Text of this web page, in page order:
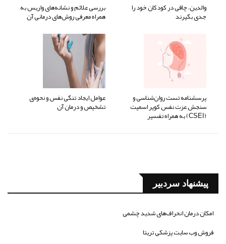
والدین، چاقی در کودکان خود را
جدی بگیرند
بررسی علائم و نشانه‌های واریس به
همراه معرفی روش‌های درمانی آن
پرسشنامه تست روان‌شناسی و
سنجش عزت نفس کوپر اسمیت
(CSEI) به همراه تفسیر
عوامل ایجاد تنگی نفس و نحوه‌ی
تشخیص و درمان آن
پیشنهاد سردبیر
امکان درمان انحراف‌های شدید چشمی
فروش وب سایت پزشکی تریتا